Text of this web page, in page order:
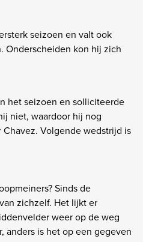
seizoen en valt ook
Onderscheiden kon hij zich
het seizoen en solliciteerde
niet, waardoor hij nog
Volgende wedstrijd is
Sinds de
zichzelf. Het lijkt er
weer op de weg
anders is het op een gegeven